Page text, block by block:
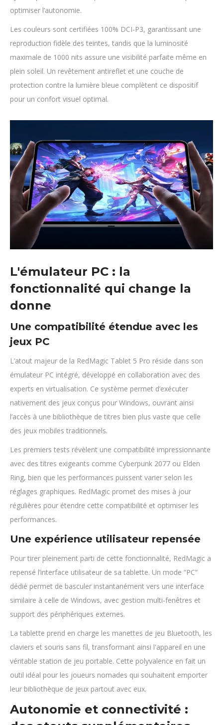
optimiser l’autonomie.
Les couleurs sont certifiées 100% DCI-P3, garantissant une
reproduction fidèle des teintes, tandis que la luminosité
maximale de 1000 nits assure une visibilité parfaite même en
plein soleil. Un revêtement antireflet et une couche de
protection contre la lumière bleue complètent ce dispositif
pour un confort visuel optimal.
L'émulateur PC : la
fonctionnalité qui change la
donne
Une compatibilité étendue avec les
jeux PC
L’atout majeur de la RedMagic Tablet 5 Pro réside dans son
émulateur PC intégré, développé en collaboration avec des
experts en virtualisation. Ce système permet d’exécuter
nativement des jeux conçus pour Windows, ouvrant ainsi
l’accès à une bibliothèque de titres bien plus vaste que celle
des jeux mobiles traditionnels.
Les premiers tests révèlent une compatibilité impressionnante
avec des titres exigeants comme Cyberpunk 2077 ou Elden
Ring, bien que les performances puissent varier selon les
réglages graphiques. RedMagic promet des mises à jour
régulières pour étendre cette compatibilité et optimiser les
performances.
Une expérience utilisateur repensée
Pour tirer pleinement parti de cette fonctionnalité, RedMagic a
repensé l’interface utilisateur de sa tablette. Un mode “PC”
dédié permet de basculer instantanément vers une interface
similaire à celle de Windows, avec gestion multi-fenêtres et
support des périphériques externes.
La tablette prend en charge les manettes de jeu Bluetooth, les
claviers et souris sans fil, transformant ainsi l'appareil en une
véritable station de jeu portable. Cette polyvalence en fait un
outil idéal pour les joueurs nomades qui souhaitent emporter
leur bibliothèque de jeux partout avec eux.
Autonomie et connectivité :